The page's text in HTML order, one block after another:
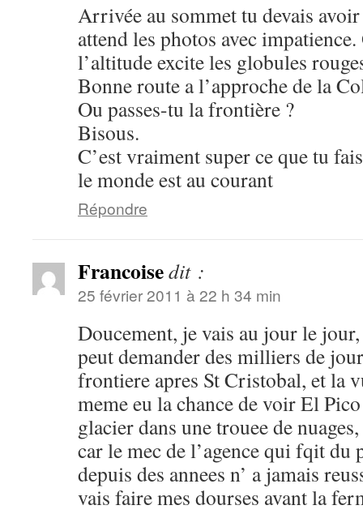
Arrivée au sommet tu devais
attend les photos avec
l’altitude excite les globules
Bonne route a l’approche de la
Ou passes-tu la frontière ?
Bisous.
C’est vraiment super ce que tu
le monde est au courant
Répondre
Francoisedit :
25 février 2011 à 22 h 34 min
Doucement, je vais au jour le
peut demander des milliers de
frontiere apres St Cristobal, et la
meme eu la chance de voir El
glacier dans une trouee de
car le mec de l’agence qui fqit du
depuis des annees n’ a jamais
vais faire mes dourses avant la